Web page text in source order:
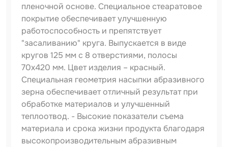
пленочной основе. Специальное стеаратовое
покрытие обеспечивает улучшенную
работоспособность и препятствует
"засаливанию" круга. Выпускается в виде
кругов 125 мм с 8 отверстиями, полосы
70х420 мм. Цвет изделия – красный.
Специальная геометрия насыпки абразивного
зерна обеспечивает отличный результат при
обработке материалов и улучшенный
теплоотвод. - Высокие показатели съема
материала и срока жизни продукта благодаря
высокопроизводительным абразивным